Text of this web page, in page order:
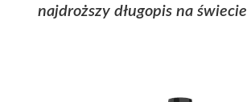
najdroższy długopis na świecie